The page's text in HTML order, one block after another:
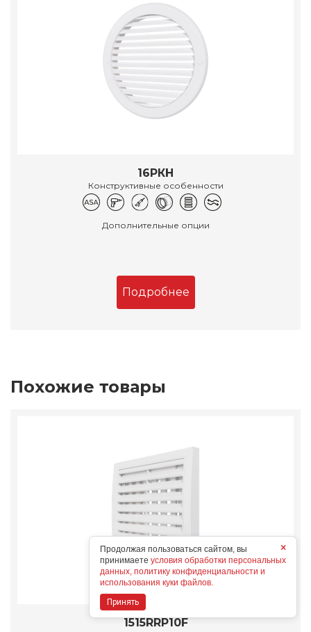
16РКН
Конструктивные особенности
Дополнительные опции
Подробнее
Похожие товары
1515RRP10F
×
Продолжая пользоваться сайтом, вы
принимаете условия обработки персональных
данных, политику конфиденциальности и
использования куки файлов.
Принять